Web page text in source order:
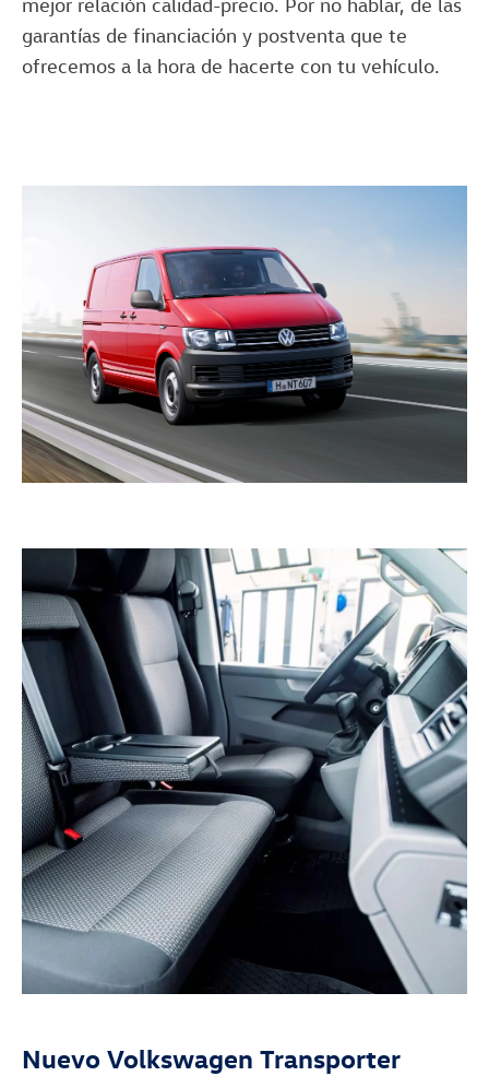
garantías de financiación y postventa que te
ofrecemos a la hora de hacerte con tu vehículo.
Nuevo Volkswagen Transporter